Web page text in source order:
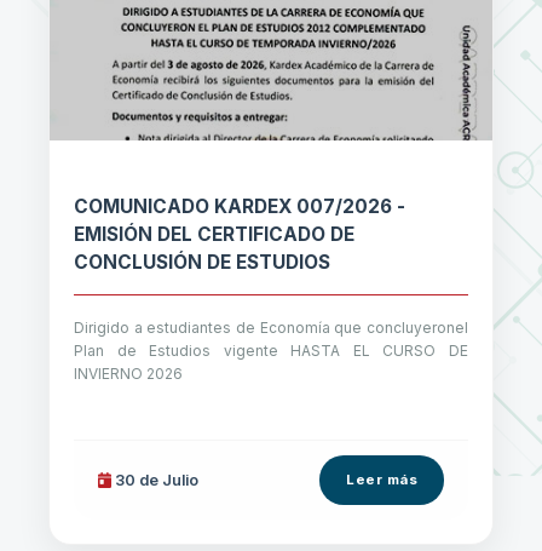
COMUNICADO KARDEX 007/2026 -
EMISIÓN DEL CERTIFICADO DE
CONCLUSIÓN DE ESTUDIOS
Dirigido a estudiantes de Economía que concluyeronel
Plan de Estudios vigente HASTA EL CURSO DE
INVIERNO 2026
30 de Julio Leer más